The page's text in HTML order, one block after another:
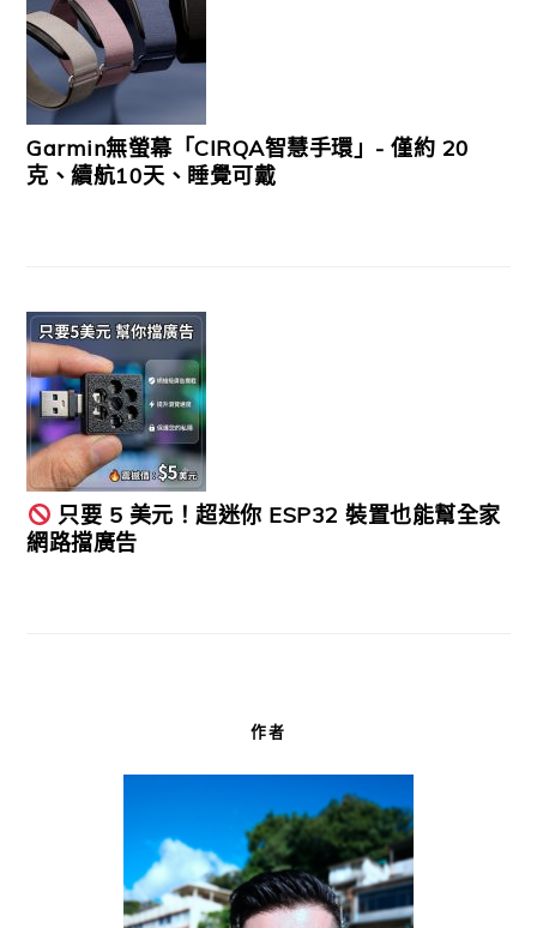
Garmin無螢幕「CIRQA智慧手環」- 僅約 20
克、續航10天、睡覺可戴
只要 5 美元！超迷你 ESP32 裝置也能幫全家
網路擋廣告
作者